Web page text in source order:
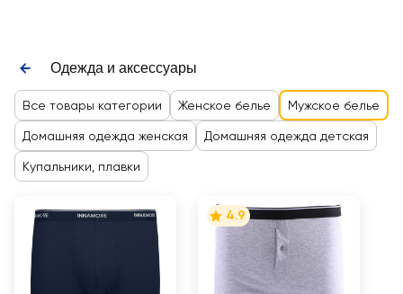
Одежда и аксессуары
Все товары категории Женское белье Мужское белье
Домашняя одежда женская Домашняя одежда детская
Купальники, плавки
4.9